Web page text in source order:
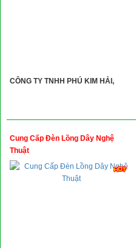
CÔNG TY TNHH PHÚ KIM HẢI,
Cung Cấp Đèn Lồng Dây Nghệ
Thuật